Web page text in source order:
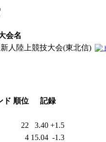
会名
人陸上競技大会(東北信)
ド 順位
記録
22 3.40 +1.5
4 15.04 -1.3